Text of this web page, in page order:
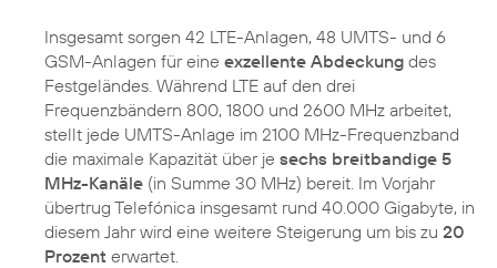
Insgesamt sorgen 42 LTE-Anlagen, 48 UMTS- und 6
GSM-Anlagen für eine exzellente Abdeckung des
Festgeländes. Während LTE auf den drei
Frequenzbändern 800, 1800 und 2600 MHz arbeitet,
stellt jede UMTS-Anlage im 2100 MHz-Frequenzband
die maximale Kapazität über je sechs breitbandige 5
MHz-Kanäle (in Summe 30 MHz) bereit. Im Vorjahr
übertrug Telefónica insgesamt rund 40.000 Gigabyte, in
diesem Jahr wird eine weitere Steigerung um bis zu 20
Prozent erwartet.